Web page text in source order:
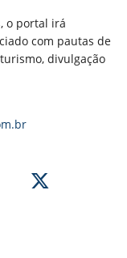
o portal irá
com pautas de
divulgação